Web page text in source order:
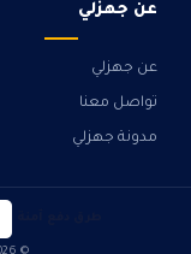
عن جهزلي
عن جهزلي
تواصل معنا
مدونة جهزلي